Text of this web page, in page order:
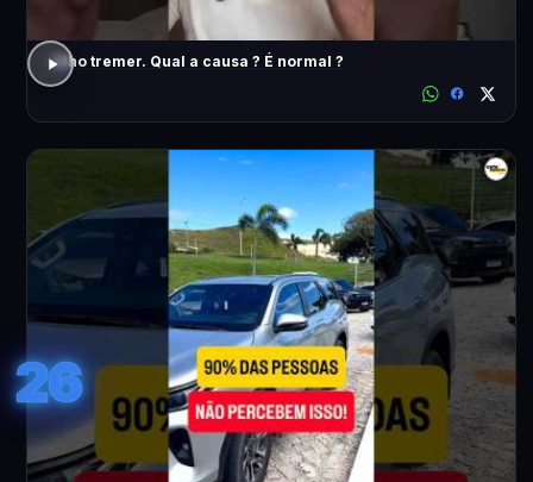
Olho tremer. Qual a causa ? É normal ?
26